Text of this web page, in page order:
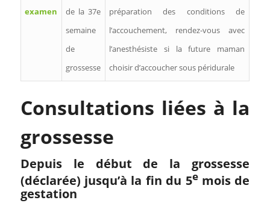
examen
de la 37e
semaine
de
grossesse
préparation des conditions de
l’accouchement, rendez-vous avec
l’anesthésiste si la future maman
choisir d’accoucher sous péridurale
Consultations liées à la
grossesse
Depuis le début de la grossesse
(déclarée) jusqu’à la fin du 5emois de
gestation